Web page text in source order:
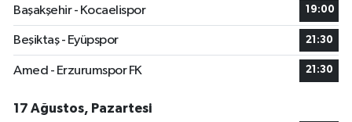
Başakşehir - Kocaelispor
19:00
Beşiktaş - Eyüpspor 21:30
Amed - Erzurumspor FK 21:30
17 Ağustos, Pazartesi